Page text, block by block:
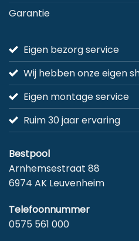
Garantie
Eigen bezorg service
Wij hebben onze eigen
Eigen montage service
Ruim 30 jaar ervaring
Bestpool
Arnhemsestraat 88
6974 AK Leuvenheim
Telefoonnummer
0575 561 000